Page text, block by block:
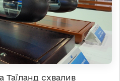
Таїланд схвалив